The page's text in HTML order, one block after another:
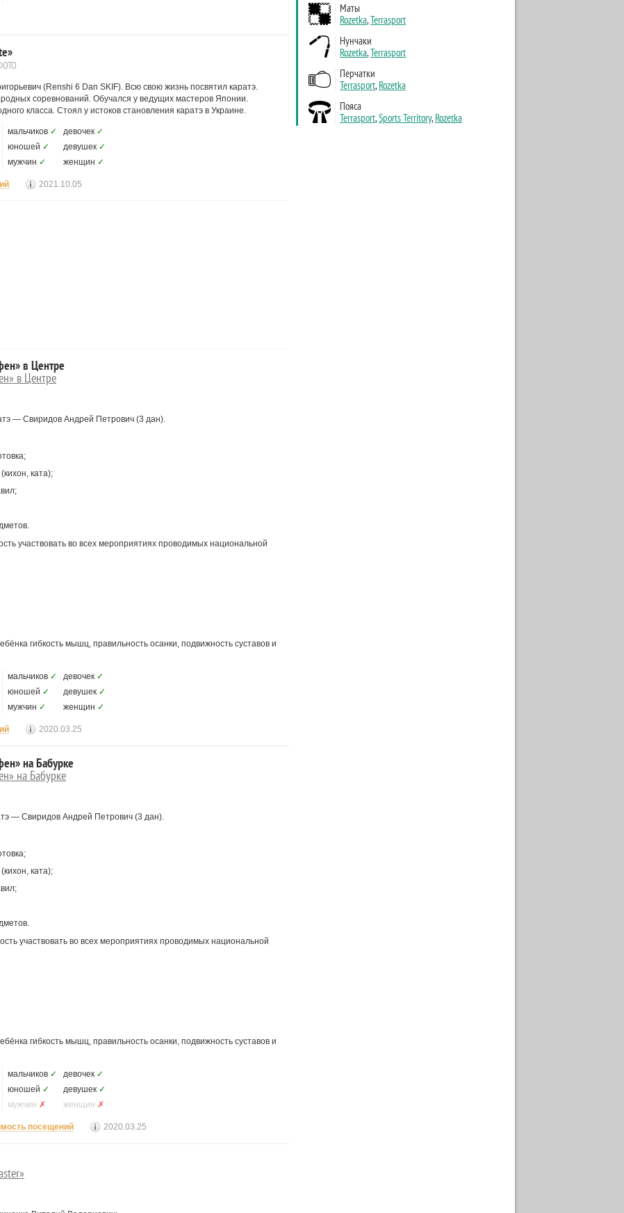
(Renshi 6 Dan SKIF). Всю свою жизнь посвятил каратэ.
соревнований. Обучался у ведущих мастеров Японии.
класса. Стоял у истоков становления каратэ в Украине.
мальчиков ✓ девочек ✓
юношей ✓ девушек ✓
мужчин ✓ женщин ✓
2021.10.05
в Центре
в Центре
— Свиридов Андрей Петрович (3 дан).
ката);
участвовать во всех мероприятиях проводимых национальной
гибкость мышц, правильность осанки, подвижность суставов и
мальчиков ✓ девочек ✓
юношей ✓ девушек ✓
мужчин ✓ женщин ✓
2020.03.25
на Бабурке
на Бабурке
— Свиридов Андрей Петрович (3 дан).
ката);
участвовать во всех мероприятиях проводимых национальной
гибкость мышц, правильность осанки, подвижность суставов и
мальчиков ✓ девочек ✓
юношей ✓ девушек ✓
мужчин ✗ женщин ✗
посещений 2020.03.25